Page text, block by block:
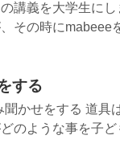
講義を大学生に
その時にmabeee
する
聞かせをする 道具
のような事を子